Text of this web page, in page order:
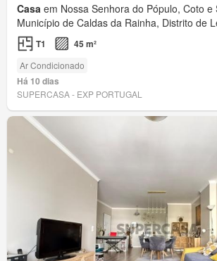
Casa em Nossa Senhora do Pópulo, Coto e
Município de Caldas da Rainha, Distrito de
T1 45 m²
Ar Condicionado
Há 10 dias
SUPERCASA - EXP PORTUGAL